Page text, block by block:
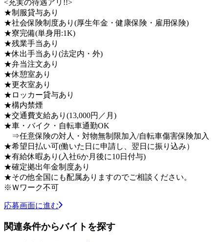
<充実の待遇アリ!!>
★制服貸与あり
★社会保険制度あり(厚生年金・健康保険・雇用保険)
★寮完備(単身用:1K)
★残業手当あり
★休出手当あり(法定内・外)
★弁当注文あり
★休憩室あり
★更衣室あり
★ロッカー貸与あり
★構内禁煙
★交通費支給あり(13,000円／月)
★車・バイク・自転車通勤OK
⇒任意保険の対人・対物無制限加入/自転車傷害保険加入
★希望日払い可(働いた日に申請し、翌日に振り込み）
★有給休暇あり(入社6か月後に10日付与)
★確定拠出年金制度あり
★その他全国にも配属ありますのでご相談ください。
※Ｗワーク不可
応募画面に進む
関連条件からバイトを探す